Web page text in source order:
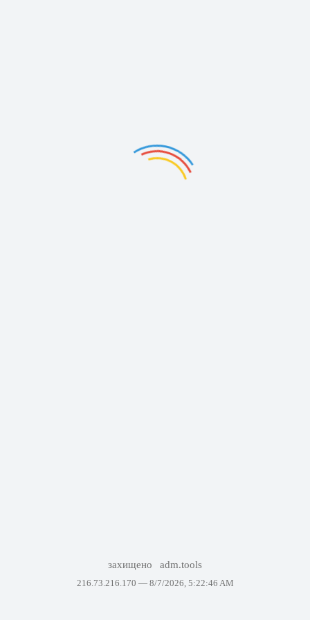
захищено adm.tools
216.73.216.170 — 8/7/2026, 5:22:46 AM